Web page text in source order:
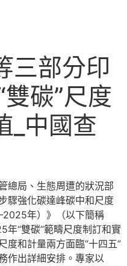
三部分印
碳”尺度
_中國查
總局、生態周遭的狀況部
驟強化碳達峰碳中和尺度
年）》（以下簡稱
年“雙碳”範疇尺度制訂和實
度和計量兩方面臨“十四五”
作出詳細安排。專家以